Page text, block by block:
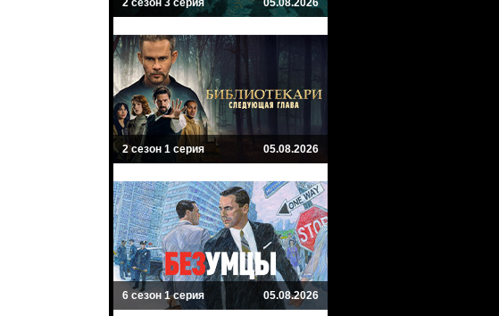
2 сезон 3 серия 05.08.2026
2 сезон 1 серия 05.08.2026
6 сезон 1 серия 05.08.2026